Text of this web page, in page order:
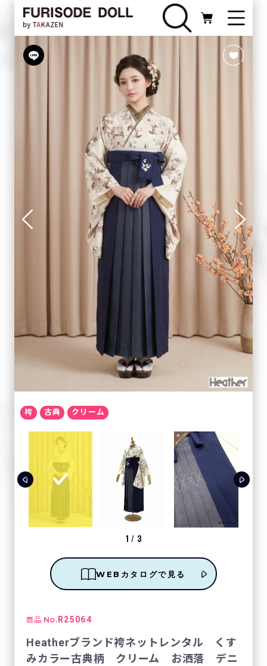
袴 古典 クリーム
1 / 3
WEBカタログで見る
商品 No. R25064
Heatherブランド袴ネットレンタル くす
みカラー古典柄 クリーム お洒落 デニ